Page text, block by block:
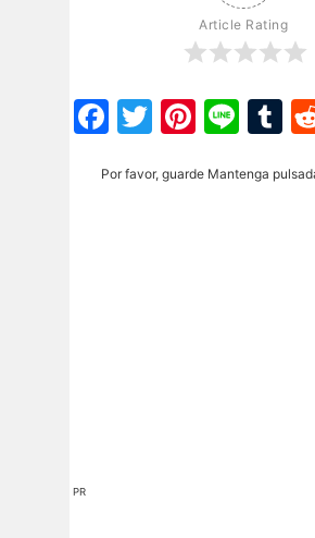
Article Rating
Facebook
TwitterLine
Por favor, guarde Mantenga
PR